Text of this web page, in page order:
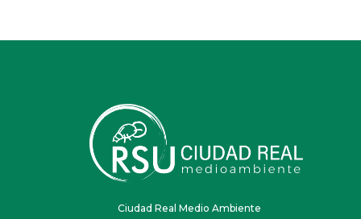
Ciudad Real Medio Ambiente
Primer Premio
Belenes.
IES OJOS DEL
GUADIANA